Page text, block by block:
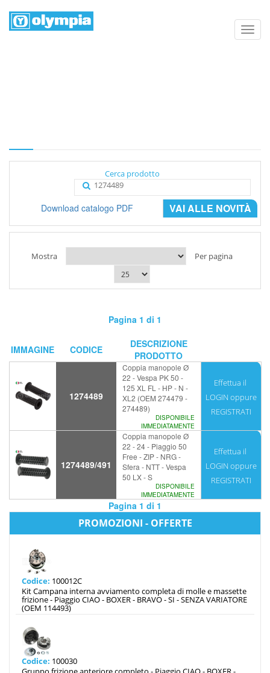
Cerca prodotto
VAI ALLE NOVITÀ
Download catalogo PDF
Mostra Per pagina
Pagina 1 di 1
IMMAGINE CODICE
DESCRIZIONE
PRODOTTO
1274489
Coppia manopole Ø
22 - Vespa PK 50 -
125 XL FL - HP - N -
XL2 (OEM 274479 -
274489)
DISPONIBILE
IMMEDIATAMENTE
Effettua il
LOGIN oppure
REGISTRATI
1274489/491
Coppia manopole Ø
22 - 24 - Piaggio 50
Free - ZIP - NRG -
Sfera - NTT - Vespa
50 LX - S
DISPONIBILE
IMMEDIATAMENTE
Effettua il
LOGIN oppure
REGISTRATI
Pagina 1 di 1
PROMOZIONI - OFFERTE
Codice: 100012C
Kit Campana interna avviamento completa di molle e massette
frizione - Piaggio CIAO - BOXER - BRAVO - SI - SENZA VARIATORE
(OEM 114493)
Codice: 100030